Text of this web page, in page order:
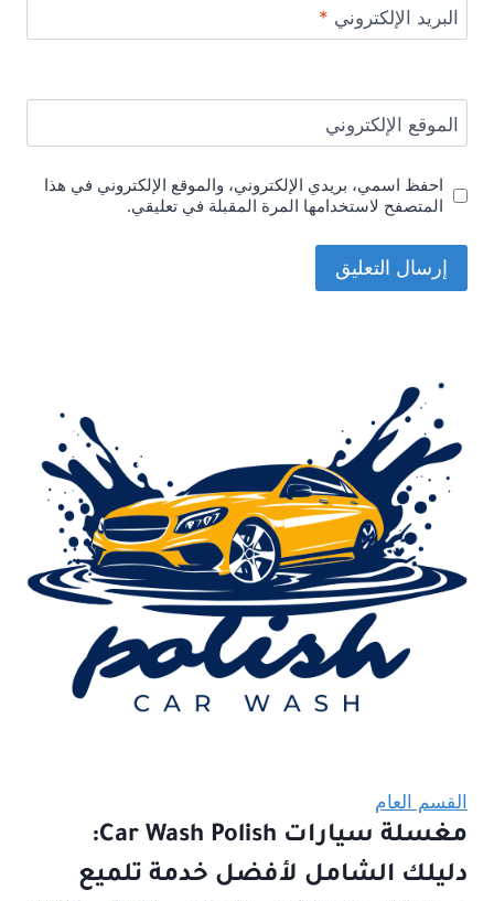
البريد الإلكتروني *
الموقع الإلكتروني
احفظ اسمي، بريدي الإلكتروني، والموقع الإلكتروني في هذا
المتصفح لاستخدامها المرة المقبلة في تعليقي.
القسم العام
مغسلة سيارات Car Wash Polish:
دليلك الشامل لأفضل خدمة تلميع